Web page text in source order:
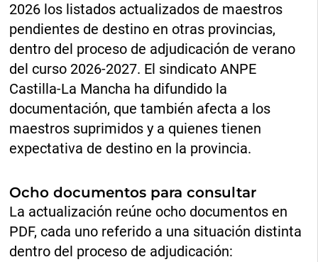
2026 los listados actualizados de maestros
pendientes de destino en otras provincias,
dentro del proceso de adjudicación de verano
del curso 2026-2027. El sindicato ANPE
Castilla-La Mancha ha difundido la
documentación, que también afecta a los
maestros suprimidos y a quienes tienen
expectativa de destino en la provincia.
Ocho documentos para consultar
La actualización reúne ocho documentos en
PDF, cada uno referido a una situación distinta
dentro del proceso de adjudicación: